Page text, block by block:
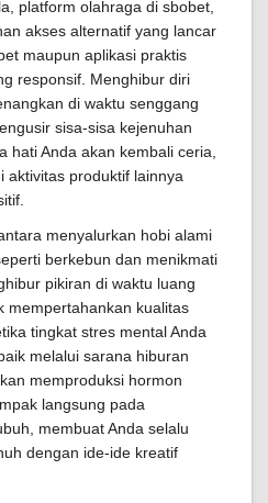
platform olahraga di sbobet,
akses alternatif yang lancar
maupun aplikasi praktis
responsif. Menghibur diri
di waktu senggang
sisa-sisa kejenuhan
hati Anda akan kembali ceria,
aktivitas produktif lainnya
menyalurkan hobi alami
berkebun dan menikmati
pikiran di waktu luang
mempertahankan kualitas
tingkat stres mental Anda
melalui sarana hiburan
memproduksi hormon
langsung pada
membuat Anda selalu
dengan ide-ide kreatif